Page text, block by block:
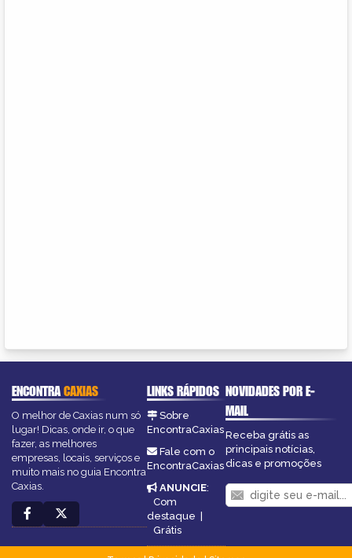
ENCONTRACAXIAS
O melhor de Caxias num só
lugar! Dicas, onde ir, o que
fazer, as melhores
empresas, locais, serviços e
muito mais no guia Encontra
Caxias.
LINKS RÁPIDOS
Sobre
EncontraCaxias
Fale com o
EncontraCaxias
ANUNCIE:
Com
destaque |
Grátis
NOVIDADES POR E-
MAIL
Receba grátis as
principais notícias,
dicas e promoções